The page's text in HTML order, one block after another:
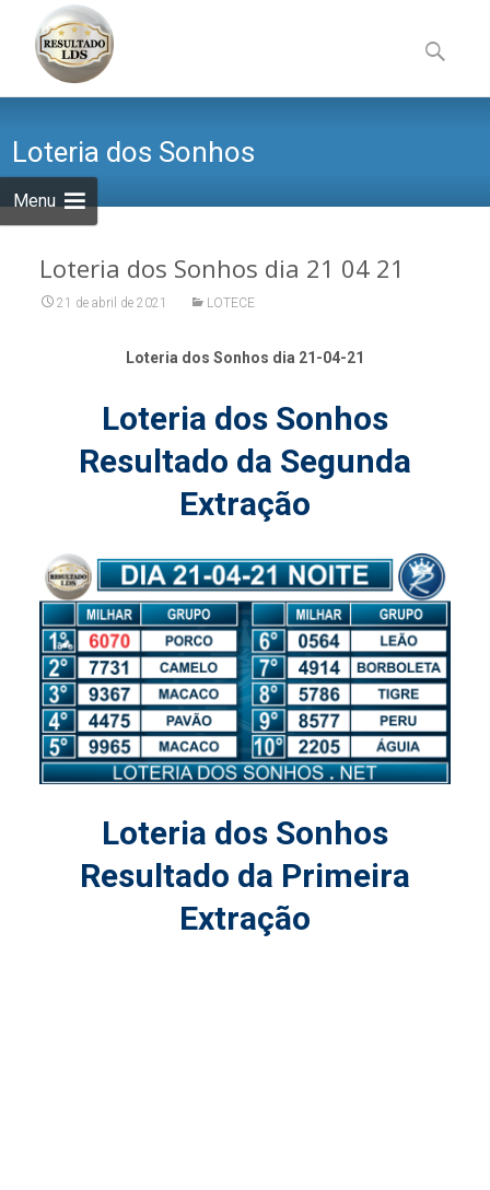
Menu
to
content
por:
Loteria dos Sonhos
Loteria dos Sonhos dia 21 04 21
21 de abril de 2021 LOTECE
Loteria dos Sonhos dia 21-04-21
Loteria dos Sonhos
Resultado da Segunda
Extração
Loteria dos Sonhos
Resultado da Primeira
Extração